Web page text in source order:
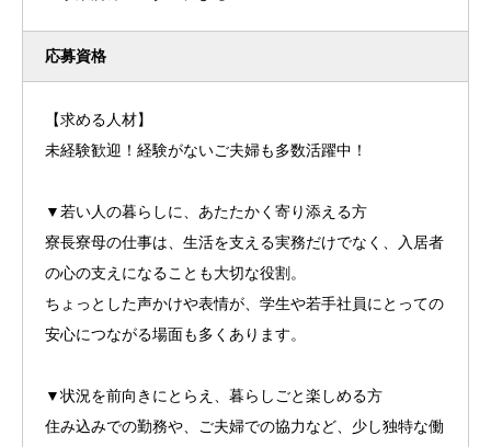
応募資格
【求める人材】
未経験歓迎！経験がないご夫婦も多数活躍中！
▼若い人の暮らしに、あたたかく寄り添える方
寮長寮母の仕事は、生活を支える実務だけでなく、入居者
の心の支えになることも大切な役割。
ちょっとした声かけや表情が、学生や若手社員にとっての
安心につながる場面も多くあります。
▼状況を前向きにとらえ、暮らしごと楽しめる方
住み込みでの勤務や、ご夫婦での協力など、少し独特な働